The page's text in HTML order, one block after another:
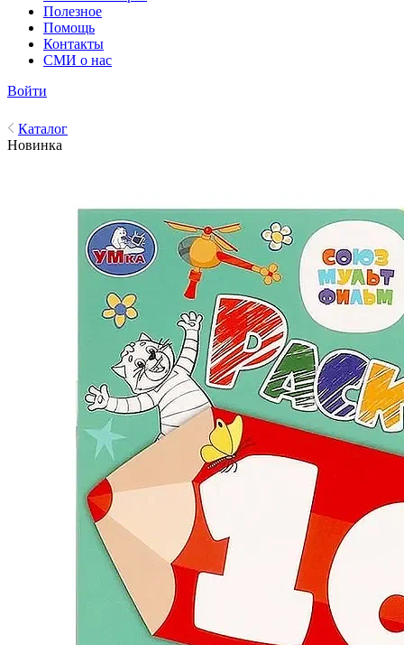
Полезное
Помощь
Контакты
СМИ о нас
Войти
Каталог
Новинка